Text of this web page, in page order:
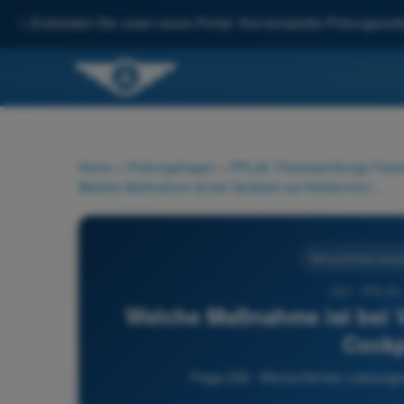
Entdecken Sie unser neues Portal: Ihre komplette
Home Prüfungsfragen PPL(A) Theorieprüfungs-
Welche Maßnahme ist bei
Frage 232 - Menschliches